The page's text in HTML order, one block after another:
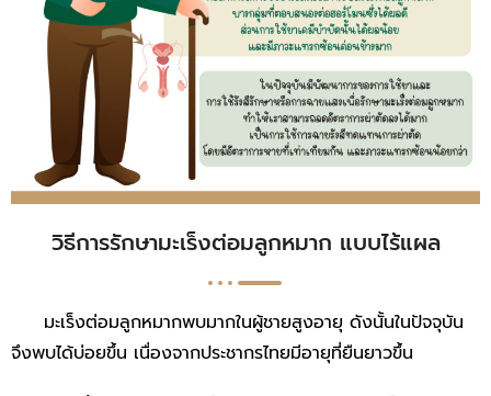
วิธีการรักษามะเร็งต่อมลูกหมาก แบบไร้แผล
มะเร็งต่อมลูกหมากพบมากในผู้ชายสูงอายุ ดังนั้นในปัจจุบัน
จึงพบได้บ่อยขึ้น เนื่องจากประชากรไทยมีอายุที่ยืนยาวขึ้น